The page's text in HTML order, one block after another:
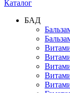
Каталог
БАД